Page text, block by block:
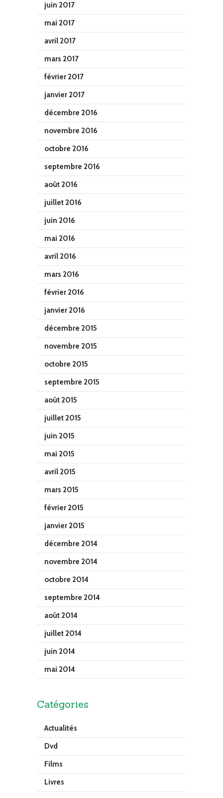
juin 2017
mai 2017
avril 2017
mars 2017
février 2017
janvier 2017
décembre 2016
novembre 2016
octobre 2016
septembre 2016
août 2016
juillet 2016
juin 2016
mai 2016
avril 2016
mars 2016
février 2016
janvier 2016
décembre 2015
novembre 2015
octobre 2015
septembre 2015
août 2015
juillet 2015
juin 2015
mai 2015
avril 2015
mars 2015
février 2015
janvier 2015
décembre 2014
novembre 2014
octobre 2014
septembre 2014
août 2014
juillet 2014
juin 2014
mai 2014
Catégories
Actualités
Dvd
Films
Livres